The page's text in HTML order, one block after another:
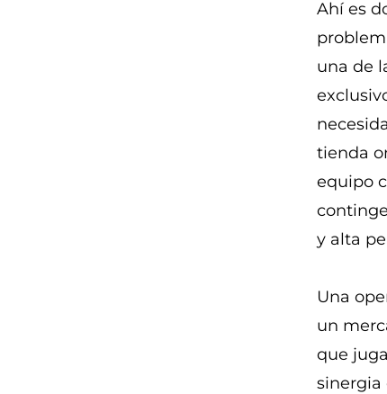
Ahí es
una de
tienda
equipo
y alta
Una
un
que
sinergia